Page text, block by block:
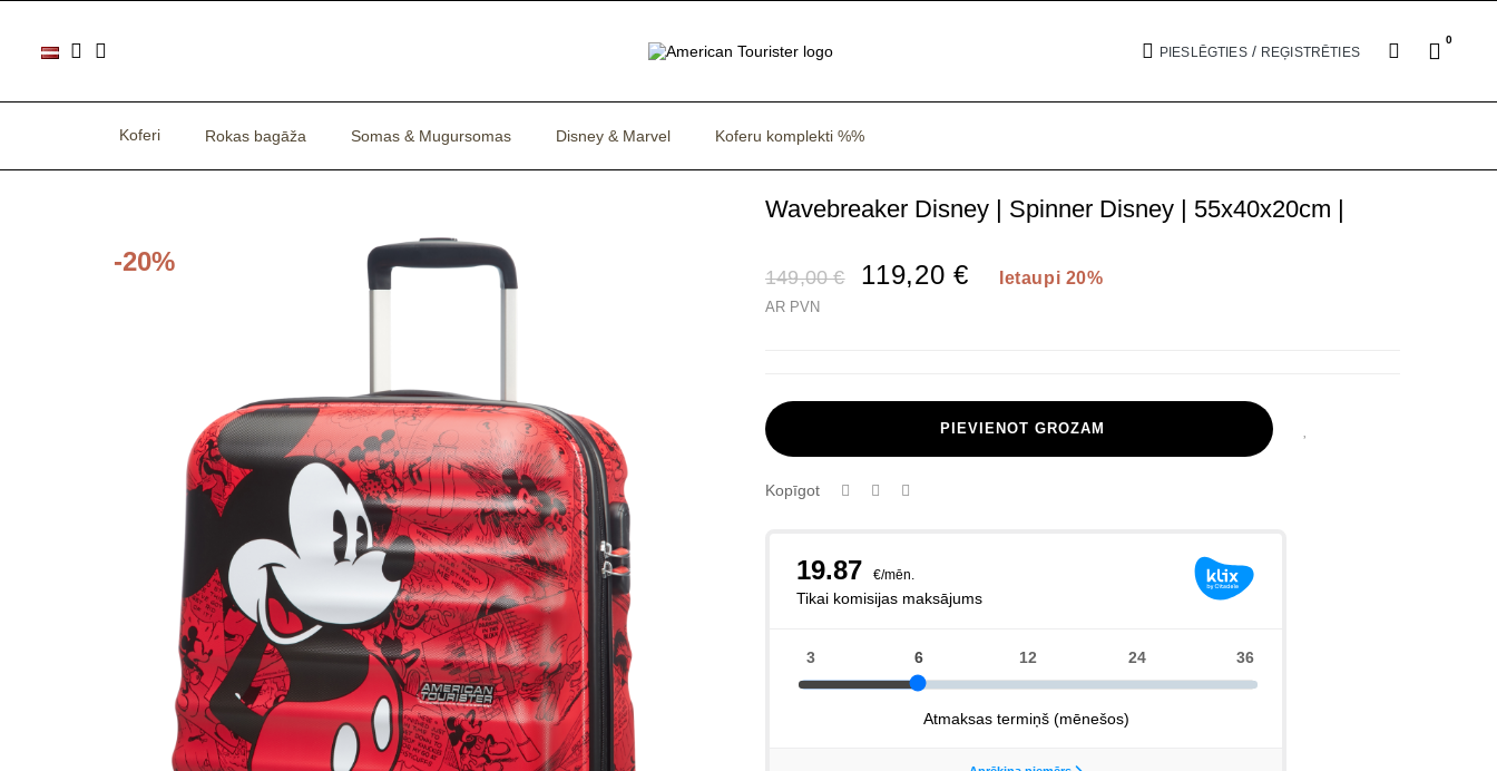
PIESLĒGTIES / REĢISTRĒTIES
0
Koferi Rokas bagāža Somas & Mugursomas Disney & Marvel Koferu komplekti %%
Wavebreaker Disney | Spinner Disney | 55x40x20cm |
-20%
149,00 € 119,20 € Ietaupi 20%
AR PVN
PIEVIENOT GROZAM
Kopīgot